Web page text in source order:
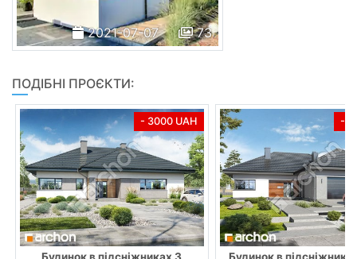
2021-07-07 73
ПОДІБНІ ПРОЄКТИ:
- 3000 UAH -